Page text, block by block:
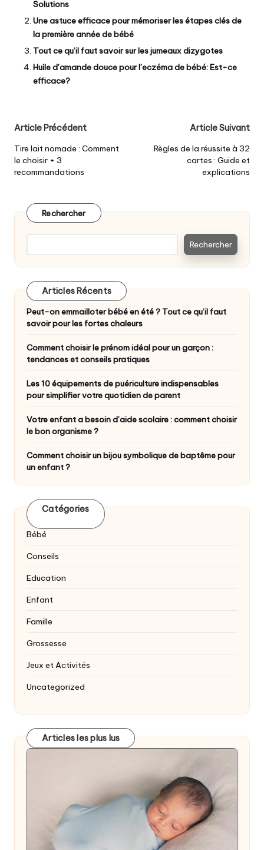
Solutions
Une astuce efficace pour mémoriser les étapes clés de
la première année de bébé
Tout ce qu’il faut savoir sur les jumeaux dizygotes
Huile d’amande douce pour l’eczéma de bébé: Est-ce
efficace?
Post
navigation
Article Précédent
Tire lait nomade : Comment
le choisir + 3
recommandations
Article Suivant
Règles de la réussite à 32
cartes : Guide et
explications
Rechercher
Rechercher
Articles Récents
Peut-on emmailloter bébé en été ? Tout ce qu’il faut
savoir pour les fortes chaleurs
Comment choisir le prénom idéal pour un garçon :
tendances et conseils pratiques
Les 10 équipements de puériculture indispensables
pour simplifier votre quotidien de parent
Votre enfant a besoin d’aide scolaire : comment choisir
le bon organisme ?
Comment choisir un bijou symbolique de baptême pour
un enfant ?
Catégories
Bébé
Conseils
Education
Enfant
Famille
Grossesse
Jeux et Activités
Uncategorized
Articles les plus lus